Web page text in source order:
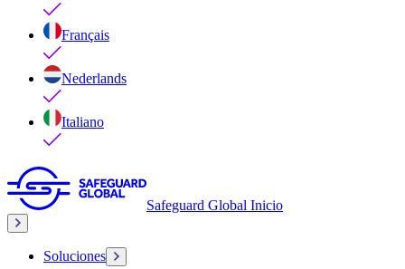
Français
Nederlands
Italiano
Safeguard Global Inicio
Soluciones